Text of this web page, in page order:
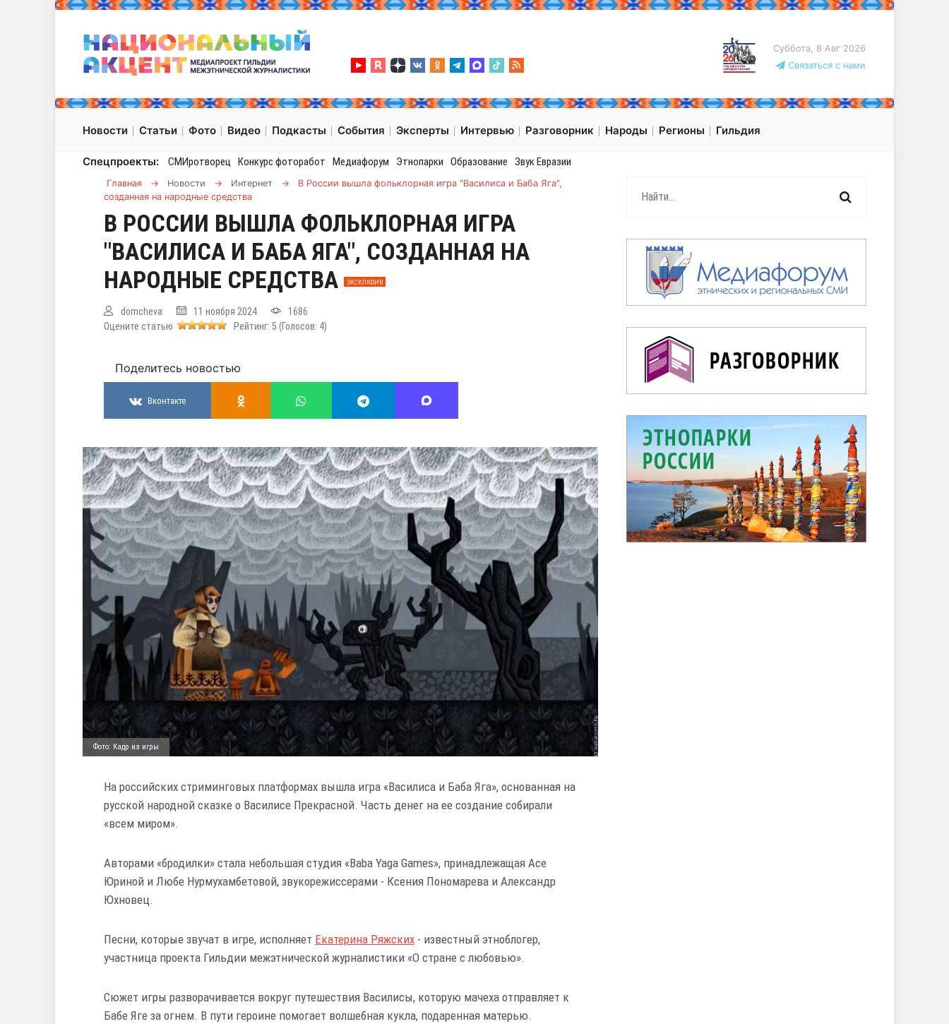
Суббота, 8 Авг 2026
Связаться с нами
Новости Статьи Фото Видео Подкасты События Эксперты Интервью Разговорник Народы Регионы Гильдия
Спецпроекты: СМИротворец Конкурс фоторабот Медиафорум Этнопарки Образование Звук Евразии
Главная → Новости → Интернет →
В России вышла фольклорная игра "Василиса и Баба Яга",
созданная на народные средства
В РОССИИ ВЫШЛА ФОЛЬКЛОРНАЯ ИГРА
"ВАСИЛИСА И БАБА ЯГА", СОЗДАННАЯ НА
НАРОДНЫЕ СРЕДСТВА
ЭКСКЛЮЗИВ
domcheva 11 ноября 2024
1686
Оцените статью
Рейтинг: 5 (Голосов: 4)
Поделитесь новостью
Вконтакте
Фото: Кадр из игры
На российских стриминговых платформах вышла игра «Василиса и Баба Яга», основанная на
русской народной сказке о Василисе Прекрасной. Часть денег на ее создание собирали
«всем миром».
Авторами «бродилки» стала небольшая студия «Baba Yaga Games», принадлежащая Асе
Юриной и Любе Нурмухамбетовой, звукорежиссерами - Ксения Пономарева и Александр
Юхновец.
Песни, которые звучат в игре, исполняет Екатерина Ряжских - известный этноблогер,
участница проекта Гильдии межэтнической журналистики «О стране с любовью».
Сюжет игры разворачивается вокруг путешествия Василисы, которую мачеха отправляет к
Бабе Яге за огнем. В пути героине помогает волшебная кукла, подаренная матерью.